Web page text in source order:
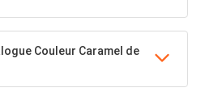
Couleur Caramel de